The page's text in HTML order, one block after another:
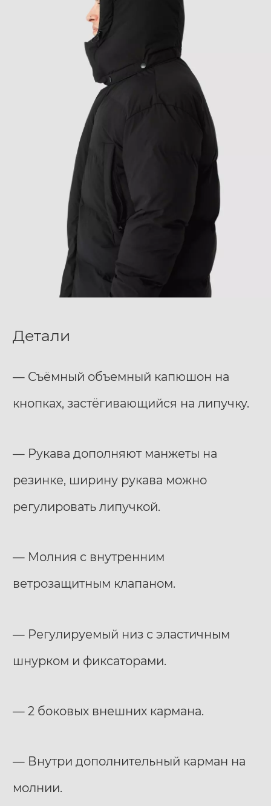
Детали
— Съёмный объемный капюшон на
кнопках, застёгивающийся на липучку.
— Рукава дополняют манжеты на
резинке, ширину рукава можно
регулировать липучкой.
— Молния с внутренним
ветрозащитным клапаном.
— Регулируемый низ с эластичным
шнурком и фиксаторами.
— 2 боковых внешних кармана.
— Внутри дополнительный карман на
молнии.